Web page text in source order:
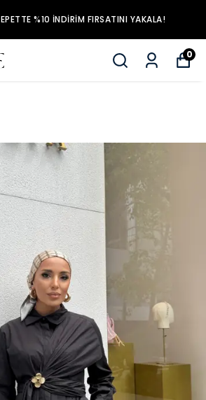
%10 İNDİRİM FIRSATINI YAKALA!
0